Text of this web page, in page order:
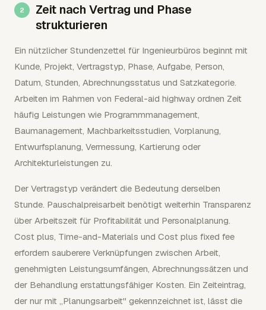
Zeit nach Vertrag und Phase
strukturieren
Ein nützlicher Stundenzettel für Ingenieurbüros beginnt mit
Kunde, Projekt, Vertragstyp, Phase, Aufgabe, Person,
Datum, Stunden, Abrechnungsstatus und Satzkategorie.
Arbeiten im Rahmen von Federal-aid highway ordnen Zeit
häufig Leistungen wie Programmmanagement,
Baumanagement, Machbarkeitsstudien, Vorplanung,
Entwurfsplanung, Vermessung, Kartierung oder
Architekturleistungen zu.
Der Vertragstyp verändert die Bedeutung derselben
Stunde. Pauschalpreisarbeit benötigt weiterhin Transparenz
über Arbeitszeit für Profitabilität und Personalplanung.
Cost plus, Time-and-Materials und Cost plus fixed fee
erfordern sauberere Verknüpfungen zwischen Arbeit,
genehmigten Leistungsumfängen, Abrechnungssätzen und
der Behandlung erstattungsfähiger Kosten. Ein Zeiteintrag,
der nur mit „Planungsarbeit" gekennzeichnet ist, lässt die